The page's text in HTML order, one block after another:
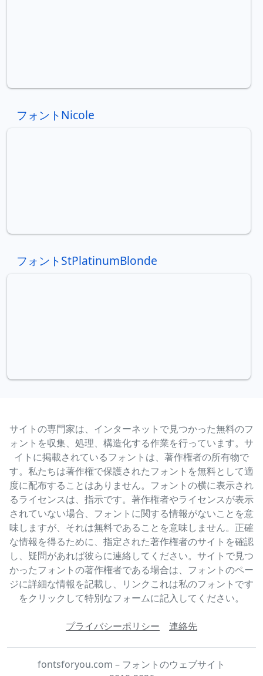
フォントNicole
フォントStPlatinumBlonde
サイトの専門家は、インターネットで見つかった無料のフ
ォントを収集、処理、構造化する作業を行っています。サ
イトに掲載されているフォントは、著作権者の所有物で
す。私たちは著作権で保護されたフォントを無料として適
度に配布することはありません。フォントの横に表示され
るライセンスは、指示です。著作権者やライセンスが表示
されていない場合、フォントに関する情報がないことを意
味しますが、それは無料であることを意味しません。正確
な情報を得るために、指定された著作権者のサイトを確認
し、疑問があれば彼らに連絡してください。サイトで見つ
かったフォントの著作権者である場合は、フォントのペー
ジに詳細な情報を記載し、リンクこれは私のフォントです
をクリックして特別なフォームに記入してください。
プライバシーポリシー 連絡先
fontsforyou.com – フォントのウェブサイト